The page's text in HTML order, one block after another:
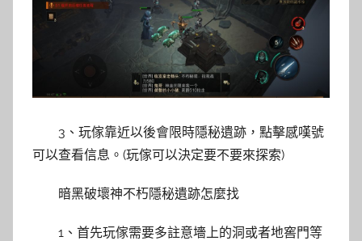
3、玩傢靠近以後會限時隱秘遺跡，點擊感嘆號
可以查看信息。(玩傢可以決定要不要來探索)
暗黑破壞神不朽隱秘遺跡怎麼找
1、首先玩傢需要多註意墻上的洞或者地窖門等